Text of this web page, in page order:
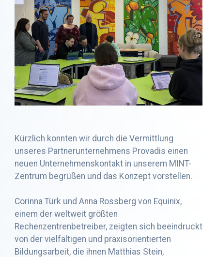
Kürzlich konnten wir durch die Vermittlung
unseres Partnerunternehmens Provadis einen
neuen Unternehmenskontakt in unserem MINT-
Zentrum begrüßen und das Konzept vorstellen.
Corinna Türk und Anna Rossberg von Equinix,
einem der weltweit größten
Rechenzentrenbetreiber, zeigten sich beeindruckt
von der vielfältigen und praxisorientierten
Bildungsarbeit, die ihnen Matthias Stein,